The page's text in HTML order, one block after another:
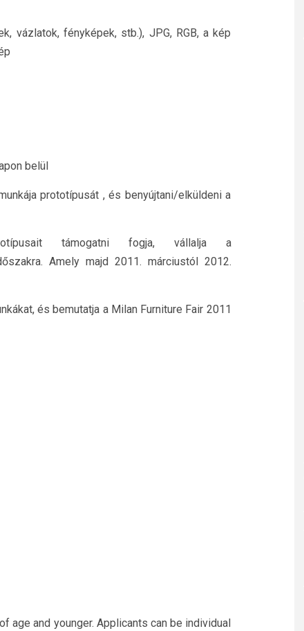
vázlatok, fényképek, stb.), JPG, RGB, a kép
belül
prototípusát , és benyújtani/elküldeni a
támogatni fogja, vállalja a
Amely majd 2011. márciustól 2012.
és bemutatja a Milan Furniture Fair 2011
age and younger. Applicants can be individual